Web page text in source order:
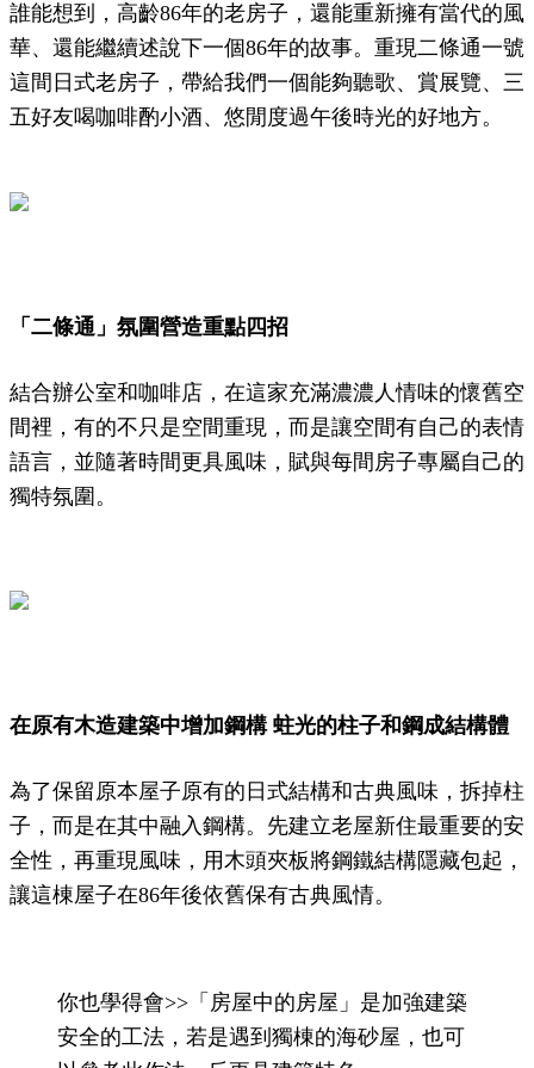
誰能想到，高齡86年的老房子，還能重新擁有當代的風
華、還能繼續述說下一個86年的故事。重現二條通一號
這間日式老房子，帶給我們一個能夠聽歌、賞展覽、三
五好友喝咖啡酌小酒、悠閒度過午後時光的好地方。
「二條通」氛圍營造重點四招
結合辦公室和咖啡店，在這家充滿濃濃人情味的懷舊空
間裡，有的不只是空間重現，而是讓空間有自己的表情
語言，並隨著時間更具風味，賦與每間房子專屬自己的
獨特氛圍。
在原有木造建築中增加鋼構 蛀光的柱子和鋼成結構體
為了保留原本屋子原有的日式結構和古典風味，拆掉柱
子，而是在其中融入鋼構。先建立老屋新住最重要的安
全性，再重現風味，用木頭夾板將鋼鐵結構隱藏包起，
讓這棟屋子在86年後依舊保有古典風情。
你也學得會>>「房屋中的房屋」是加強建築
安全的工法，若是遇到獨棟的海砂屋，也可